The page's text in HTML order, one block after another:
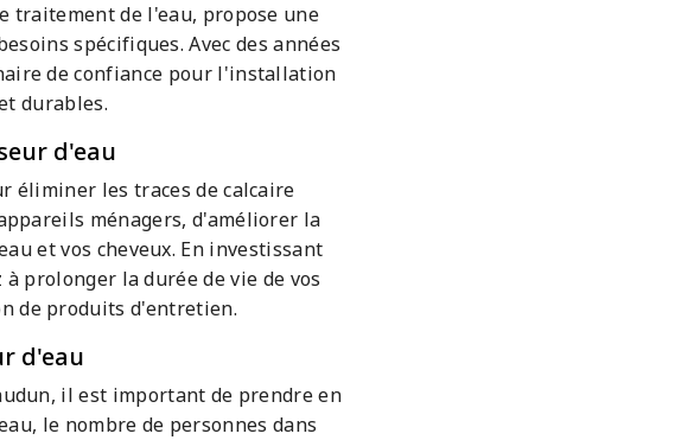
traitement de l'eau, propose une
spécifiques. Avec des années
de confiance pour l'installation
durables.
d'eau
éliminer les traces de calcaire
ménagers, d'améliorer la
et vos cheveux. En investissant
prolonger la durée de vie de vos
de produits d'entretien.
d'eau
il est important de prendre en
le nombre de personnes dans